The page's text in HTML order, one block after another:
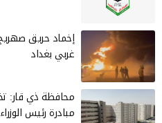
إخماد حريق
غربي بغداد
مبادرة رئيس الوزراء